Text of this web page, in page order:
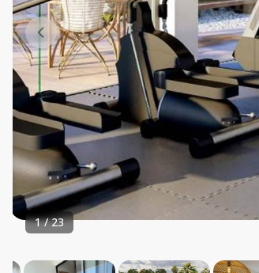
1/23